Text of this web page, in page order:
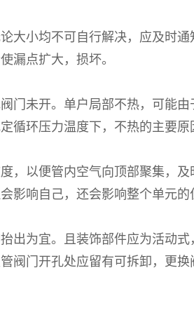
小均不可自行解决，应及时通
漏点扩大，损坏。
未开。单户局部不热，可能由
循环压力温度下，不热的主要原
以便管内空气向顶部聚集，及
影响自己，还会影响整个单元的
为宜。且装饰部件应为活动式
阀门开孔处应留有可拆卸，更换